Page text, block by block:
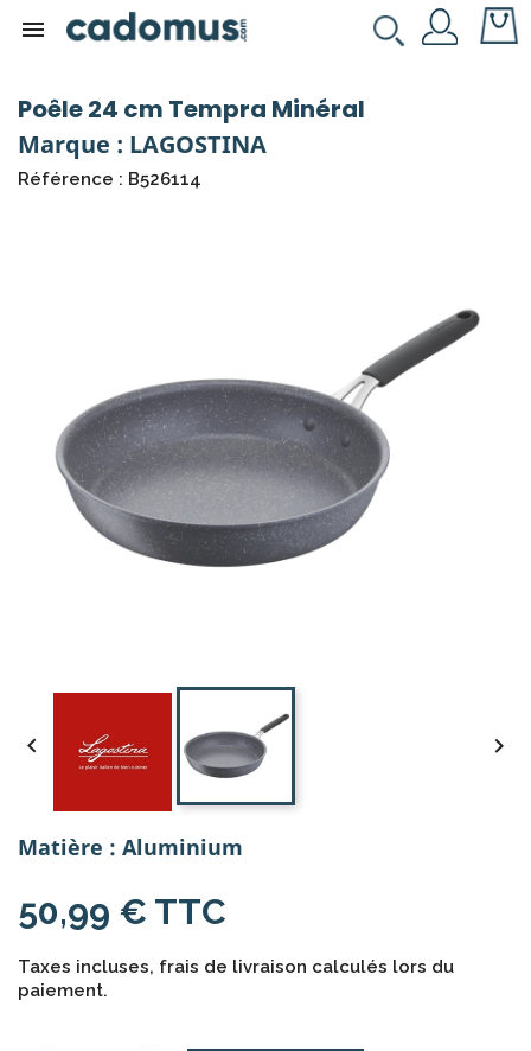

Poêle 24 cm Tempra Minéral
Marque : LAGOSTINA
Référence : B526114
 
Matière : Aluminium
50,99 € TTC
Taxes incluses, frais de livraison calculés lors du
paiement.